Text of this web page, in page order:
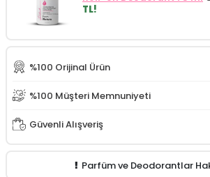
TL!
%100 Orijinal Ürün
%100 Müşteri Memnuniyeti
Güvenli Alışveriş
Parfüm ve Deodorantlar